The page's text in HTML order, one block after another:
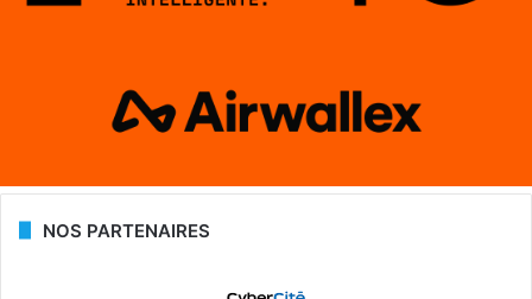
NOS PARTENAIRES